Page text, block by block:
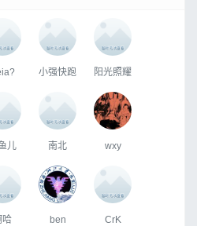
小强快跑 阳光照耀
儿 南北 wxy
哈 ben CrK